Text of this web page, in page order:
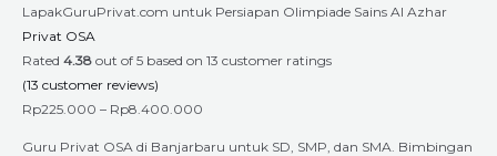
LapakGuruPrivat.com untuk Persiapan Olimpiade Sains Al Azhar
Privat OSA
Rated 4.38 out of 5 based on 13 customer ratings
(13 customer reviews)
Rp225.000 – Rp8.400.000
Guru Privat OSA di Banjarbaru untuk SD, SMP, dan SMA. Bimbingan